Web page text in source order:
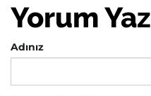
Yorum Yaz
Adınız